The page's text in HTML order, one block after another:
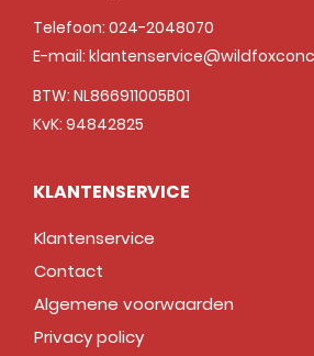
Telefoon: 024-2048070
E-mail:
BTW: NL866911005B01
KvK: 94842825
KLANTENSERVICE
Klantenservice
Contact
Algemene voorwaarden
Privacy policy